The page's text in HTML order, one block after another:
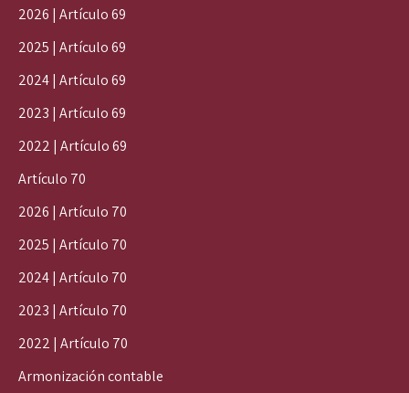
2026 | Artículo 69
2025 | Artículo 69
2024 | Artículo 69
2023 | Artículo 69
2022 | Artículo 69
Artículo 70
2026 | Artículo 70
2025 | Artículo 70
2024 | Artículo 70
2023 | Artículo 70
2022 | Artículo 70
Armonización contable